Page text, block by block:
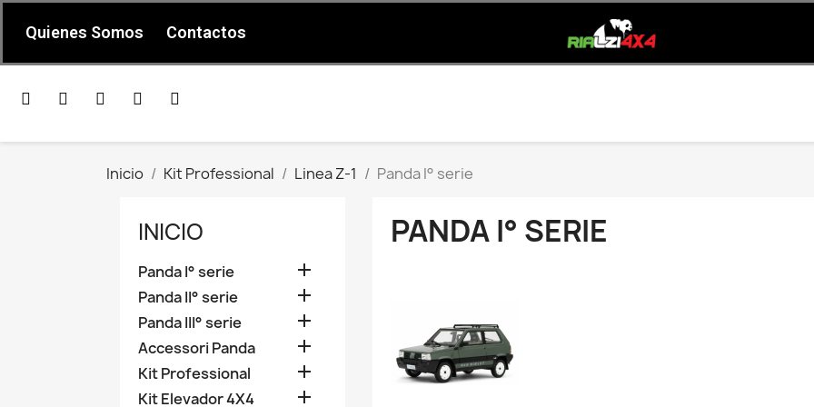
Quienes Somos Contactos
Inicio Kit Professional Linea Z-1 Panda I° serie
INICIO
Panda I° serie 
Panda II° serie 
Panda III° serie 
Accessori Panda 
Kit Professional 
Kit Elevador 4X4 
PANDA I° SERIE